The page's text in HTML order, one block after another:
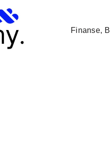
reklamowy, a zamieszczone
Finanse,
Czy zamiana skrzyni